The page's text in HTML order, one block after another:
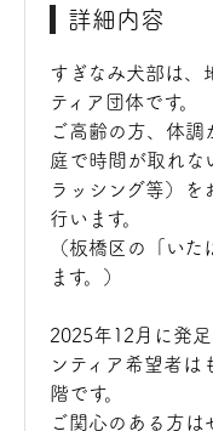
詳細内容
すぎなみ犬部は、
ティア団体です。
ご高齢の方、体
庭で時間が取れな
ラッシング等）を
行います。
（板橋区の「い
ます。）
2025年12月に発
ンティア希望者は
階です。
ご関心のある方は